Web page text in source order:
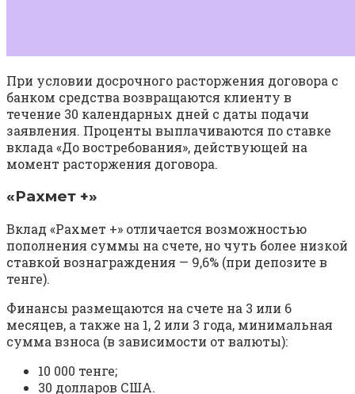
При условии досрочного расторжения договора с
банком средства возвращаются клиенту в
течение 30 календарных дней с даты подачи
заявления. Проценты выплачиваются по ставке
вклада «До востребования», действующей на
момент расторжения договора.
«Рахмет +»
Вклад «Рахмет +» отличается возможностью
пополнения суммы на счете, но чуть более низкой
ставкой вознаграждения — 9,6% (при депозите в
тенге).
Финансы размещаются на счете на 3 или 6
месяцев, а также на 1, 2 или 3 года, минимальная
сумма взноса (в зависимости от валюты):
10 000 тенге;
30 долларов США.